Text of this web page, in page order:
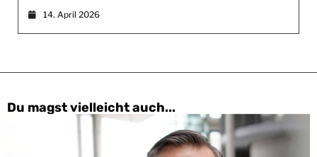
14. April 2026
Du magst vielleicht auch...